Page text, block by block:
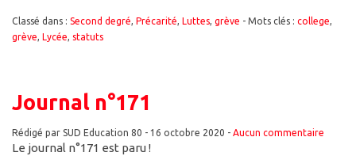
Classé dans : Second degré Précarité Luttes, grève - Mots clés : college
grève Lycée statuts
Journal n°171
Rédigé par SUD Education 80 - 16 octobre 2020 - Aucun commentaire
Le journal n°171 est paru !